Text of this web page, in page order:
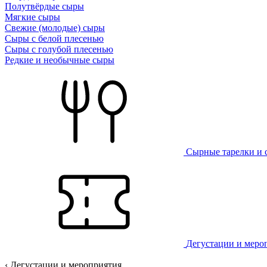
Полутвёрдые сыры
Мягкие сыры
Свежие (молодые) сыры
Сыры с белой плесенью
Сыры с голубой плесенью
Редкие и необычные сыры
Сырные тарелки и
Дегустации и
‹ Дегустации и мероприятия